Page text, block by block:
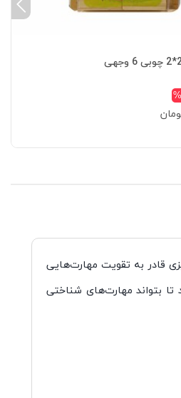
قادر به تقویت مهارت‌هایی
بتواند مهارت‌های شناختی